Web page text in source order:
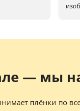
— мы
плёнки по